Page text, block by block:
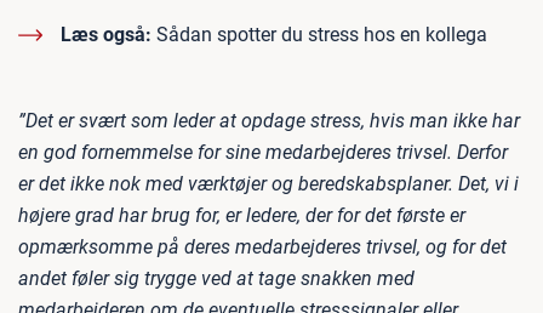
Læs også: Sådan spotter du stress hos en kollega
”Det er svært som leder at opdage stress, hvis man ikke har
en god fornemmelse for sine medarbejderes trivsel. Derfor
er det ikke nok med værktøjer og beredskabsplaner. Det, vi i
højere grad har brug for, er ledere, der for det første er
opmærksomme på deres medarbejderes trivsel, og for det
andet føler sig trygge ved at tage snakken med